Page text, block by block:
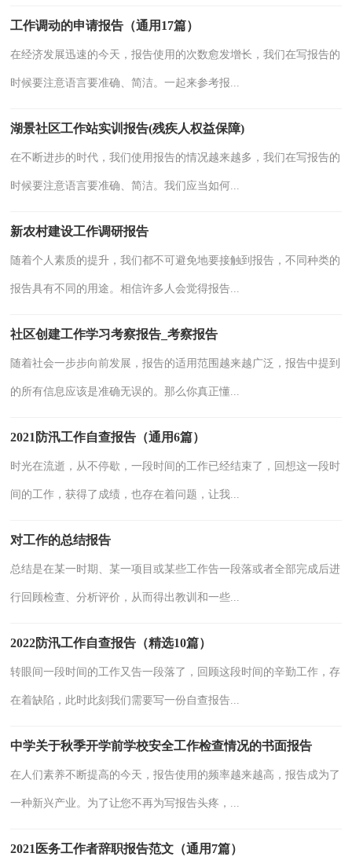
工作调动的申请报告（通用17篇）
在经济发展迅速的今天，报告使用的次数愈发增长，我们在写报告的
时候要注意语言要准确、简洁。一起来参考报...
湖景社区工作站实训报告(残疾人权益保障)
在不断进步的时代，我们使用报告的情况越来越多，我们在写报告的
时候要注意语言要准确、简洁。我们应当如何...
新农村建设工作调研报告
随着个人素质的提升，我们都不可避免地要接触到报告，不同种类的
报告具有不同的用途。相信许多人会觉得报告...
社区创建工作学习考察报告_考察报告
随着社会一步步向前发展，报告的适用范围越来越广泛，报告中提到
的所有信息应该是准确无误的。那么你真正懂...
2021防汛工作自查报告（通用6篇）
时光在流逝，从不停歇，一段时间的工作已经结束了，回想这一段时
间的工作，获得了成绩，也存在着问题，让我...
对工作的总结报告
总结是在某一时期、某一项目或某些工作告一段落或者全部完成后进
行回顾检查、分析评价，从而得出教训和一些...
2022防汛工作自查报告（精选10篇）
转眼间一段时间的工作又告一段落了，回顾这段时间的辛勤工作，存
在着缺陷，此时此刻我们需要写一份自查报告...
中学关于秋季开学前学校安全工作检查情况的书面报告
在人们素养不断提高的今天，报告使用的频率越来越高，报告成为了
一种新兴产业。为了让您不再为写报告头疼，...
2021医务工作者辞职报告范文（通用7篇）